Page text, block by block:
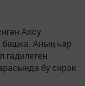
Алсу
Аның һәр
гадилеген
бу сирәк